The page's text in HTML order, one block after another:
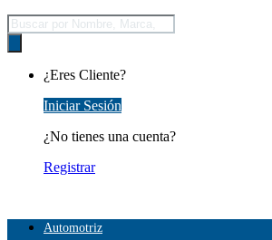
Búsqueda
de
productos
¿Eres Cliente?
Iniciar Sesión
¿No tienes una cuenta?
Registrar
Automotriz